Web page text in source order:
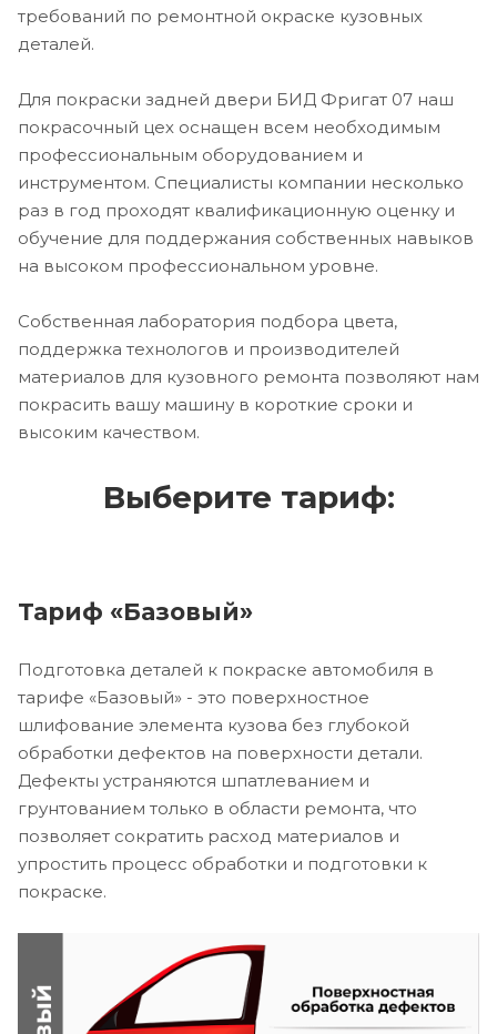
требований по ремонтной окраске кузовных
деталей.
Для покраски задней двери БИД Фригат 07 наш
покрасочный цех оснащен всем необходимым
профессиональным оборудованием и
инструментом. Специалисты компании несколько
раз в год проходят квалификационную оценку и
обучение для поддержания собственных навыков
на высоком профессиональном уровне.
Собственная лаборатория подбора цвета,
поддержка технологов и производителей
материалов для кузовного ремонта позволяют нам
покрасить вашу машину в короткие сроки и
высоким качеством.
Выберите тариф:
Тариф «Базовый»
Подготовка деталей к покраске автомобиля в
тарифе «Базовый» - это поверхностное
шлифование элемента кузова без глубокой
обработки дефектов на поверхности детали.
Дефекты устраняются шпатлеванием и
грунтованием только в области ремонта, что
позволяет сократить расход материалов и
упростить процесс обработки и подготовки к
покраске.